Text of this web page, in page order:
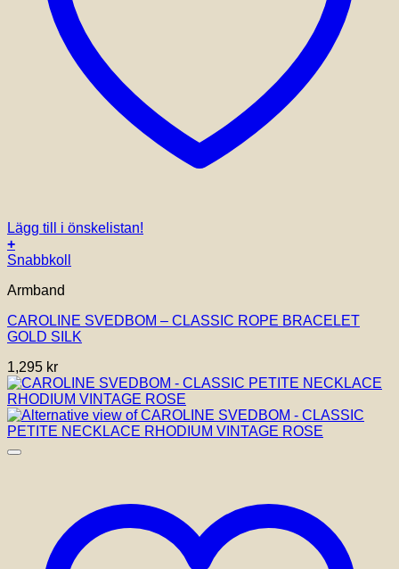
Lägg till i önskelistan!
+
Snabbkoll
Armband
CAROLINE SVEDBOM – CLASSIC ROPE BRACELET
GOLD SILK
1,295 kr